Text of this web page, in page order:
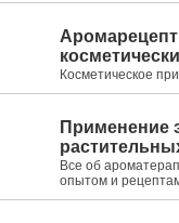
Косметическое
Применение
Все об
опытом и